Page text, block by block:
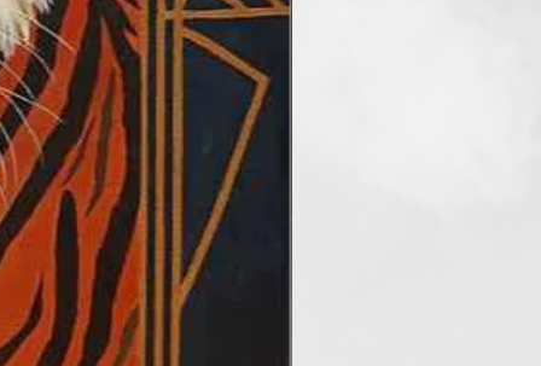
sikerrel. Melyet a
száma és a művészeti és
is igazolnak.
hazai és külföldi sztárok portéit
a winerelle- boraquarell
Geszti Péter, Tarjáni Zsófia,
SOMA Mamagésa, Nika,
Bee -Bestiák, Tóth Renáta,
olimpiai-világbajnok kajakozó,
KEVIN DAVY WHITE - 2017-es
-személyes képátadás
- Andrea Bocelli,
project!) Robert De
John Lennon, Jean